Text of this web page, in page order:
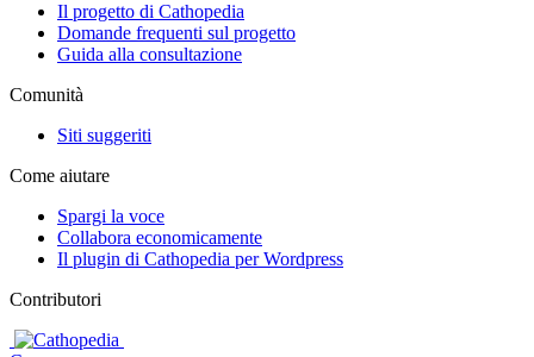
Il progetto di Cathopedia
Domande frequenti sul progetto
Guida alla consultazione
Comunità
Siti suggeriti
Come aiutare
Spargi la voce
Collabora economicamente
Il plugin di Cathopedia per Wordpress
Contributori